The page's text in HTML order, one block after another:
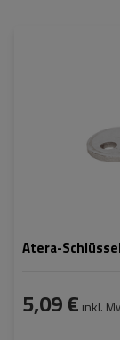
Atera-
5,09 € inkl.